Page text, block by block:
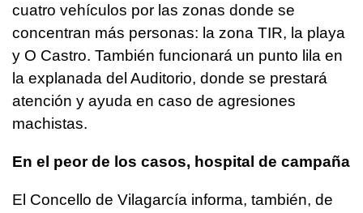
cuatro vehículos por las zonas donde se
concentran más personas: la zona TIR, la playa
y O Castro. También funcionará un punto lila en
la explanada del Auditorio, donde se prestará
atención y ayuda en caso de agresiones
machistas.
En el peor de los casos, hospital de campaña
El Concello de Vilagarcía informa, también, de